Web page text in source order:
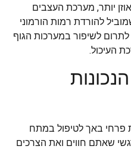
יותר, מערכת העצבים
להורדת רמות הורמוני
לתרום לשיפור במערכות הגוף
העיכול.
פרחי באך לטיפול במתח
שאתם חווים ואת הצרכים